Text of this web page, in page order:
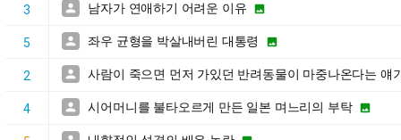
3  남자가 연애하기 어려운 이유 
5  좌우 균형을 박살내버린 대통령 
2  사람이 죽으면 먼저 가있던 반려동물이 마중나온다는 얘
4  시어머니를 불타오르게 만든 일본 며느리의 부탁 